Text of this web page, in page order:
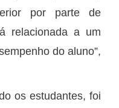
por parte de
relacionada a um
do aluno”,
os estudantes, foi